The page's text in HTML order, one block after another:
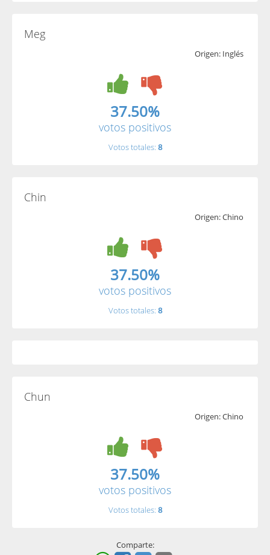
Meg
Origen: Inglés
37.50%
votos positivos
Votos totales: 8
Chin
Origen: Chino
37.50%
votos positivos
Votos totales: 8
Chun
Origen: Chino
37.50%
votos positivos
Votos totales: 8
Comparte: